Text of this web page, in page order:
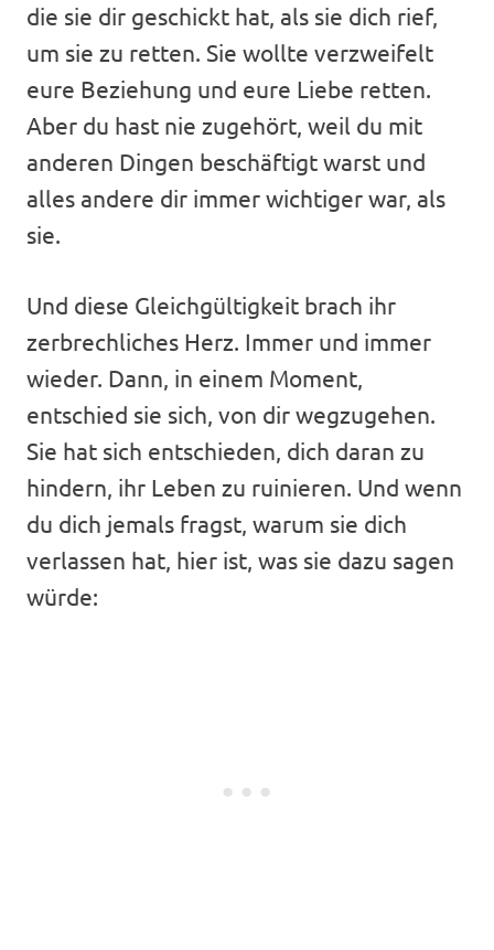
die sie dir geschickt hat, als sie dich rief,
um sie zu retten. Sie wollte verzweifelt
eure Beziehung und eure Liebe retten.
Aber du hast nie zugehört, weil du mit
anderen Dingen beschäftigt warst und
alles andere dir immer wichtiger war, als
sie.
Und diese Gleichgültigkeit brach ihr
zerbrechliches Herz. Immer und immer
wieder. Dann, in einem Moment,
entschied sie sich, von dir wegzugehen.
Sie hat sich entschieden, dich daran zu
hindern, ihr Leben zu ruinieren. Und wenn
du dich jemals fragst, warum sie dich
verlassen hat, hier ist, was sie dazu sagen
würde: